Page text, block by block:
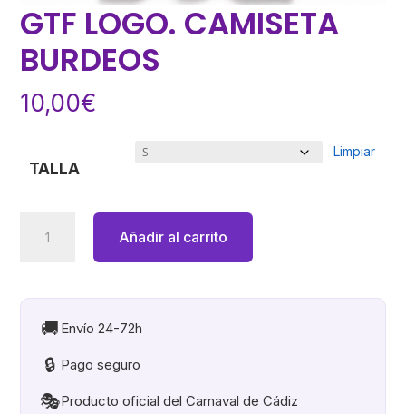
GTF LOGO. CAMISETA
BURDEOS
10,00€
TALLA
Limpiar
LOGO.
BURDEOS
cantidad
Añadir al carrito
🚚 Envío 24-72h
🔒 Pago seguro
🎭Producto oficial del Carnaval de Cádiz